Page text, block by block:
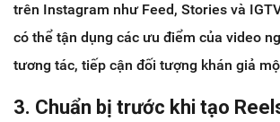
trên Instagram như Feed, Stories và
có thể tận dụng các ưu điểm của video
tương tác, tiếp cận đối tượng khán giả
3. Chuẩn bị trước khi tạo